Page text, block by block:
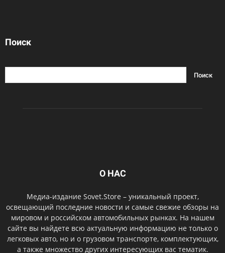
Поиск
О НАС
Медиа-издание Sovet.Store – уникальный проект,
освещающий последние новости и самые свежие обзоры на
мировом и российском автомобильных рынках. На нашем
сайте вы найдете всю актуальную информацию не только о
легковых авто, но и о грузовом транспорте, комплектующих,
а также множество других интересующих вас тематик.